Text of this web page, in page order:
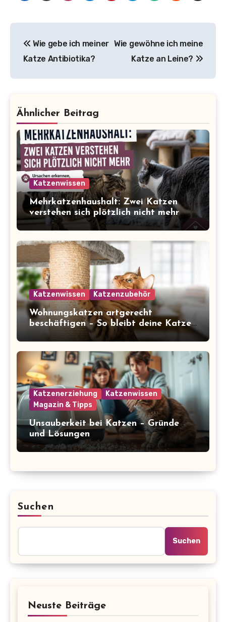
Wie gebe ich meiner
Katze Antibiotika?
Wie gewöhne ich meine
Katze an Leine?
Ähnlicher Beitrag
Katzenwissen
Mehrkatzenhaushalt: Zwei Katzen
verstehen sich plötzlich nicht mehr
Katzenwissen Katzenzubehör
Wohnungskatzen artgerecht
beschäftigen – So bleibt deine Katze
glücklich und gesund
Katzenerziehung
Katzenwissen
Magazin & Tipps
Unsauberkeit bei Katzen – Gründe
und Lösungen
Suchen
Suchen
Neuste Beiträge